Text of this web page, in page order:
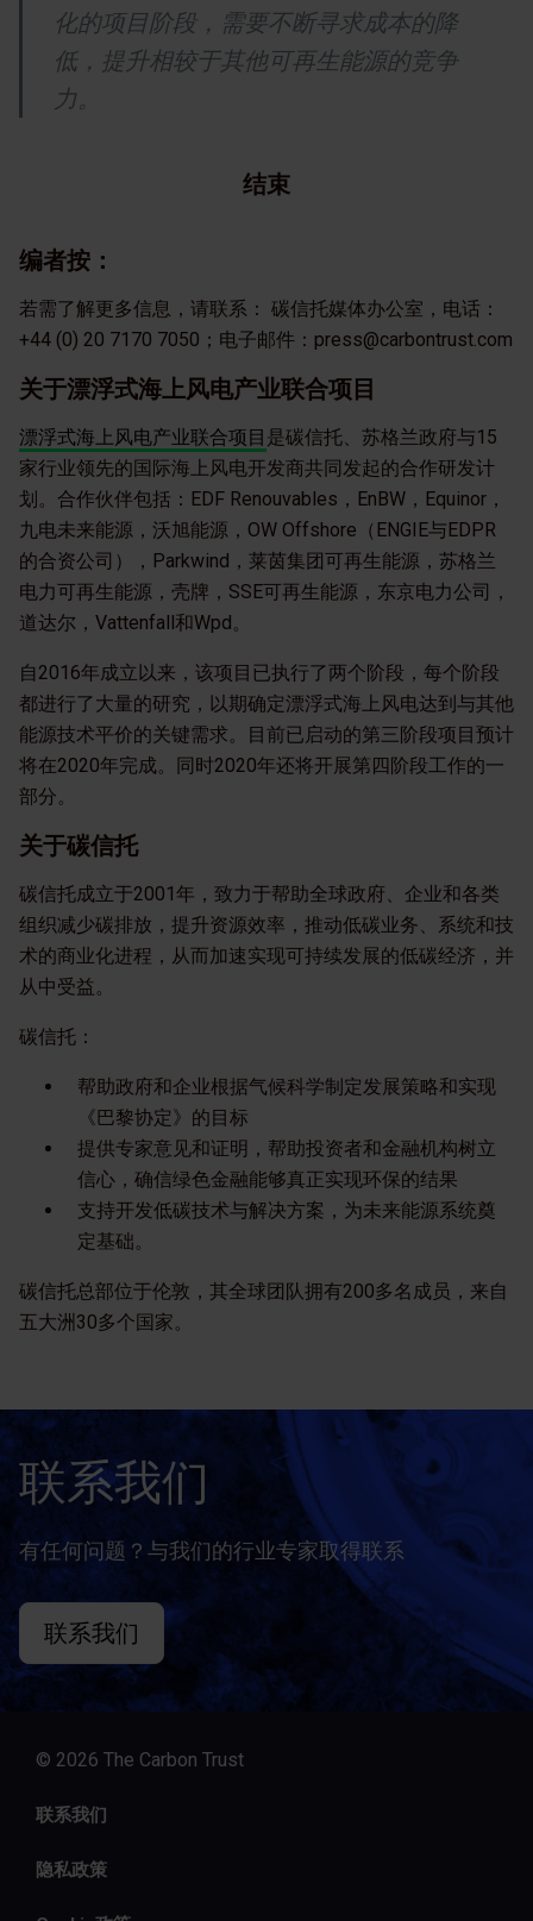
化的项目阶段，需要不断寻求成本的降
低，提升相较于其他可再生能源的竞争
力。
结束
编者按：
若需了解更多信息，请联系： 碳信托媒体办公室，电话：
+44 (0) 20 7170 7050；电子邮件：press@carbontrust.com
关于漂浮式海上风电产业联合项目
漂浮式海上风电产业联合项目 是碳信托、苏格兰政府与15
家行业领先的国际海上风电开发商共同发起的合作研发计
划。合作伙伴包括：EDF Renouvables，EnBW，Equinor，
九电未来能源，沃旭能源，OW Offshore（ENGIE与EDPR
的合资公司），Parkwind，莱茵集团可再生能源，苏格兰
电力可再生能源，壳牌，SSE可再生能源，东京电力公司，
道达尔，Vattenfall和Wpd。
自2016年成立以来，该项目已执行了两个阶段，每个阶段
都进行了大量的研究，以期确定漂浮式海上风电达到与其他
能源技术平价的关键需求。目前已启动的第三阶段项目预计
将在2020年完成。同时2020年还将开展第四阶段工作的一
部分。
关于碳信托
碳信托成立于2001年，致力于帮助全球政府、企业和各类
组织减少碳排放，提升资源效率，推动低碳业务、系统和技
术的商业化进程，从而加速实现可持续发展的低碳经济，并
从中受益。
碳信托：
帮助政府和企业根据气候科学制定发展策略和实现
《巴黎协定》的目标
提供专家意见和证明，帮助投资者和金融机构树立
信心，确信绿色金融能够真正实现环保的结果
支持开发低碳技术与解决方案，为未来能源系统奠
定基础。
碳信托总部位于伦敦，其全球团队拥有200多名成员，来自
五大洲30多个国家。
联系我们
有任何问题？与我们的行业专家取得联系
联系我们
© 2026 The Carbon Trust
联系我们
隐私政策